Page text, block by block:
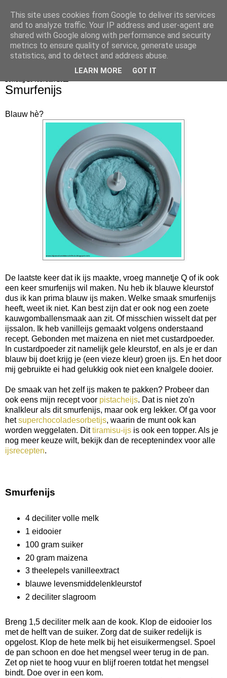
bijna net zo lekker als thuis
Smurfenijs
Blauw hè?
De laatste keer dat ik ijs maakte, vroeg mannetje Q of ik ook
een keer smurfenijs wil maken. Nu heb ik blauwe kleurstof
dus ik kan prima blauw ijs maken. Welke smaak smurfenijs
heeft, weet ik niet. Kan best zijn dat er ook nog een zoete
kauwgomballensmaak aan zit. Of misschien wisselt dat per
ijssalon. Ik heb vanilleijs gemaakt volgens onderstaand
recept. Gebonden met maizena en niet met custardpoeder.
In custardpoeder zit namelijk gele kleurstof, en als je er dan
blauw bij doet krijg je (een vieze kleur) groen ijs. En het door
mij gebruikte ei had gelukkig ook niet een knalgele dooier.
De smaak van het zelf ijs maken te pakken? Probeer dan
ook eens mijn recept voor pistacheijs. Dat is niet zo'n
knalkleur als dit smurfenijs, maar ook erg lekker. Of ga voor
hetsuperchocoladesorbetijs, waarin de munt ook kan
worden weggelaten. Dittiramisu-ijs is ook een topper. Als je
nog meer keuze wilt, bekijk dan de receptenindex voor alle
ijsrecepten.
Smurfenijs
4 deciliter volle melk
1 eidooier
100 gram suiker
20 gram maizena
3 theelepels vanilleextract
blauwe levensmiddelenkleurstof
2 deciliter slagroom
Breng 1,5 deciliter melk aan de kook. Klop de eidooier los
met de helft van de suiker. Zorg dat de suiker redelijk is
opgelost. Klop de hete melk bij het eisuikermengsel. Spoel
de pan schoon en doe het mengsel weer terug in de pan.
Zet op niet te hoog vuur en blijf roeren totdat het mengsel
bindt. Doe over in een kom.
This site uses cookies from Google to deliver its services
and to analyze traffic. Your IP address and user-agent are
shared with Google along with performance and security
metrics to ensure quality of service, generate usage
statistics, and to detect and address abuse.
LEARN MORE GOT IT